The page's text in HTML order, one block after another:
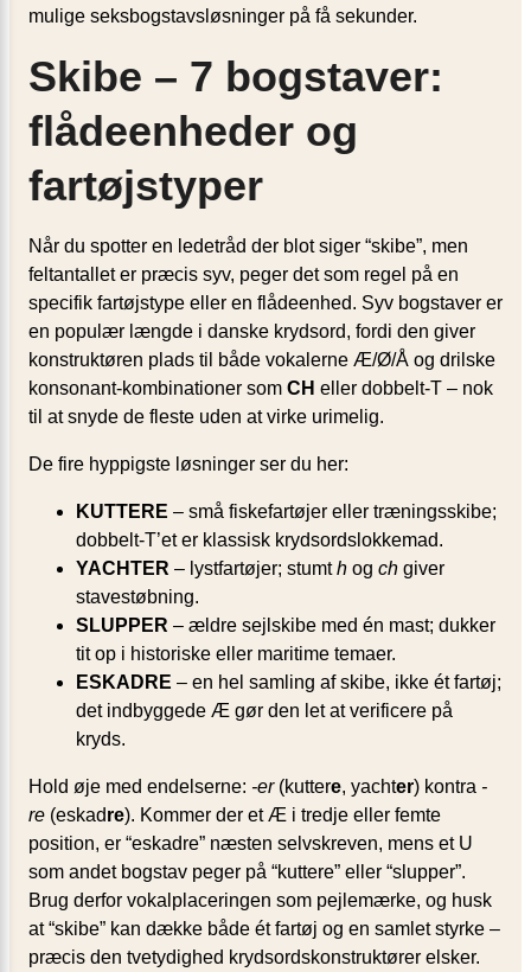
mulige seksbogstavsløsninger på få sekunder.
Skibe – 7 bogstaver:
flådeenheder og
fartøjstyper
Når du spotter en ledetråd der blot siger “skibe”, men
feltantallet er præcis syv, peger det som regel på en
specifik fartøjstype eller en flådeenhed. Syv bogstaver er
en populær længde i danske krydsord, fordi den giver
konstruktøren plads til både vokalerne Æ/Ø/Å og drilske
konsonant-kombinationer som CH eller dobbelt-T – nok
til at snyde de fleste uden at virke urimelig.
De fire hyppigste løsninger ser du her:
KUTTERE – små fiskefartøjer eller træningsskibe;
dobbelt-T’et er klassisk krydsordslokkemad.
YACHTER – lystfartøjer; stumth og ch giver
stavestøbning.
SLUPPER – ældre sejlskibe med én mast; dukker
tit op i historiske eller maritime temaer.
ESKADRE – en hel samling af skibe, ikke ét fartøj;
det indbyggede Æ gør den let at verificere på
kryds.
Hold øje med endelserne: -er(kuttere, yachter) kontra -
re (eskadre). Kommer der et Æ i tredje eller femte
position, er “eskadre” næsten selvskreven, mens et U
som andet bogstav peger på “kuttere” eller “slupper”.
Brug derfor vokalplaceringen som pejlemærke, og husk
at “skibe” kan dække både ét fartøj og en samlet styrke –
præcis den tvetydighed krydsordskonstruktører elsker.